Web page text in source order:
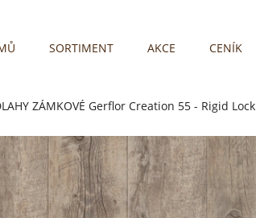
SORTIMENT AKCE CENÍK
ZÁMKOVÉ Gerflor Creation 55 - Rigid Lock